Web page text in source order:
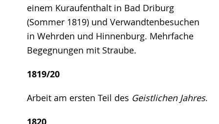
einem Kuraufenthalt in Bad Driburg
(Sommer 1819) und Verwandtenbesuchen
in Wehrden und Hinnenburg. Mehrfache
Begegnungen mit Straube.
1819/20
Arbeit am ersten Teil des Geistlichen Jahres.